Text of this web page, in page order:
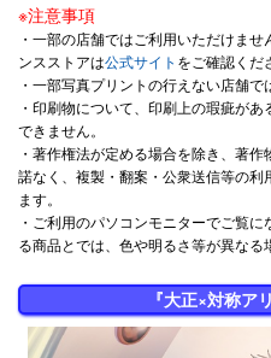
※注意事項
・一部の店舗ではご利用いただけま
ンスストアは公式サイト をご確認くだ
・一部写真プリントの行えない店舗で
・印刷物について、印刷上の瑕疵が
できません。
・著作権法が定める場合を除き、著
諾なく、複製・翻案・公衆送信等の
ます。
・ご利用のパソコンモニターでご覧
る商品とでは、色や明るさ等が異なる
『大正×対称ア